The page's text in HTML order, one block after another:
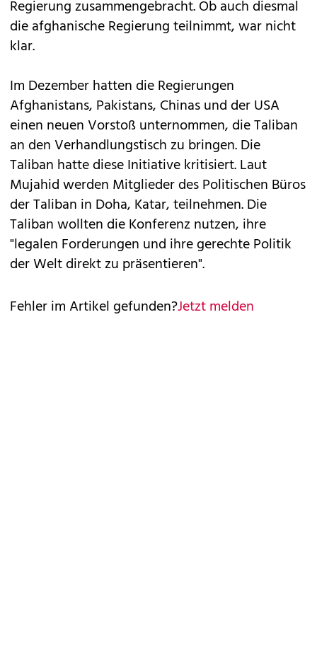
Regierung zusammengebracht. Ob auch diesmal
die afghanische Regierung teilnimmt, war nicht
klar.
Im Dezember hatten die Regierungen
Afghanistans, Pakistans, Chinas und der USA
einen neuen Vorstoß unternommen, die Taliban
an den Verhandlungstisch zu bringen. Die
Taliban hatte diese Initiative kritisiert. Laut
Mujahid werden Mitglieder des Politischen Büros
der Taliban in Doha, Katar, teilnehmen. Die
Taliban wollten die Konferenz nutzen, ihre
"legalen Forderungen und ihre gerechte Politik
der Welt direkt zu präsentieren".
Fehler im Artikel gefunden?Jetzt melden